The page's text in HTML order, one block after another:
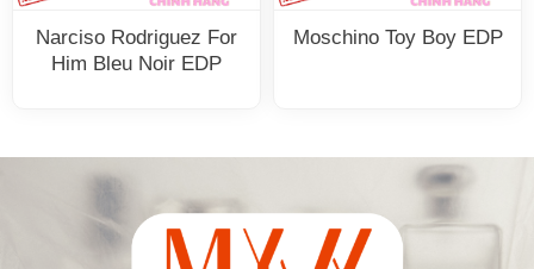
Narciso Rodriguez For
Him Bleu Noir EDP
Moschino Toy Boy EDP